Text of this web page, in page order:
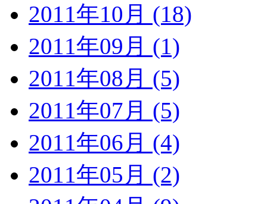
2011年10月 (18)
2011年09月 (1)
2011年08月 (5)
2011年07月 (5)
2011年06月 (4)
2011年05月 (2)